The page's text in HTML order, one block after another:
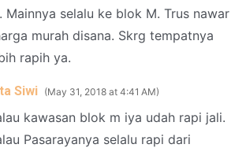
Mainnya selalu ke blok M. Trus nawar
murah disana. Skrg tempatnya
rapih ya.
Siwi May 31, 2018 at 4:41 AM
kawasan blok m iya udah rapi jali.
Pasarayanya selalu rapi dari